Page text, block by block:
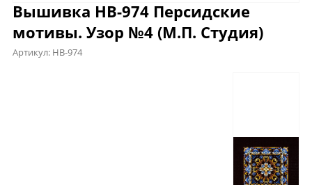
Вышивка НВ-974 Персидские
мотивы. Узор №4 (М.П. Студия)
Артикул: НВ-974